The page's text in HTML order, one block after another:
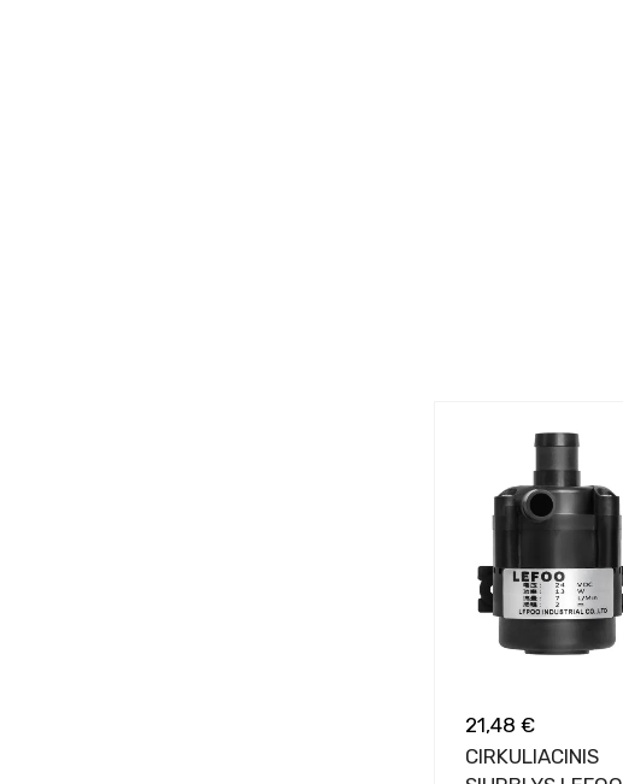
21,48 €
CIRKULIACINIS